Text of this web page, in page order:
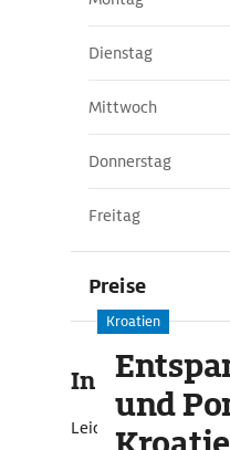
Dienstag
Mittwoch
Donnerstag
Freitag
Preise
In der
Leider sind im
Kroatien
und